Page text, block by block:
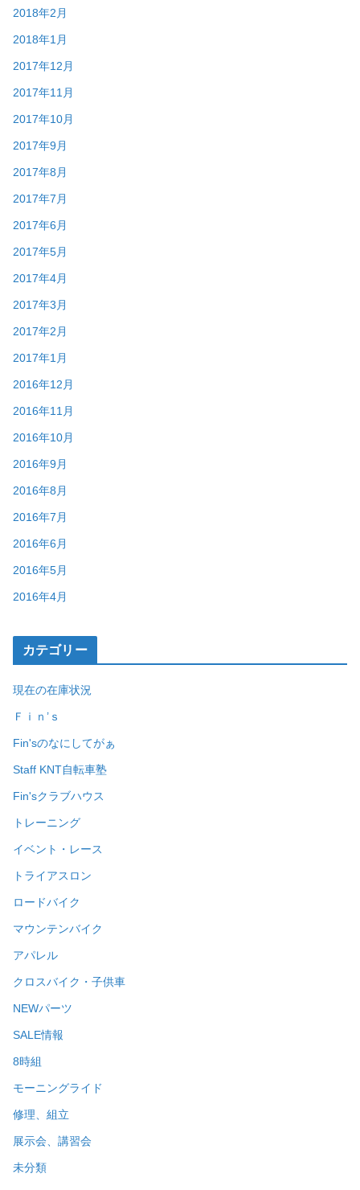
2018年2月
2018年1月
2017年12月
2017年11月
2017年10月
2017年9月
2017年8月
2017年7月
2017年6月
2017年5月
2017年4月
2017年3月
2017年2月
2017年1月
2016年12月
2016年11月
2016年10月
2016年9月
2016年8月
2016年7月
2016年6月
2016年5月
2016年4月
カテゴリー
現在の在庫状況
Ｆｉｎ’ｓ
Fin'sのなにしてがぁ
Staff KNT自転車塾
Fin'sクラブハウス
トレーニング
イベント・レース
トライアスロン
ロードバイク
マウンテンバイク
アパレル
クロスバイク・子供車
NEWパーツ
SALE情報
8時組
モーニングライド
修理、組立
展示会、講習会
未分類